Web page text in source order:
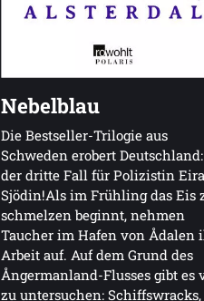
Nebelblau
Die Bestseller-Trilogie aus
Schweden erobert Deutschland:
der dritte Fall für Polizistin Eira
Sjödin!Als im Frühling das Eis
schmelzen beginnt, nehmen
Taucher im Hafen von Ådalen
Arbeit auf. Auf dem Grund des
Ångermanland-Flusses gibt es
zu untersuchen: